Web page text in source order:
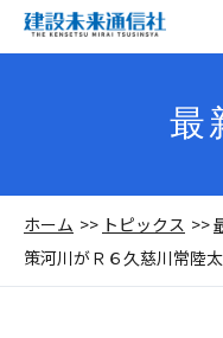
最
ホーム トピックス
策河川がＲ６久慈川常陸